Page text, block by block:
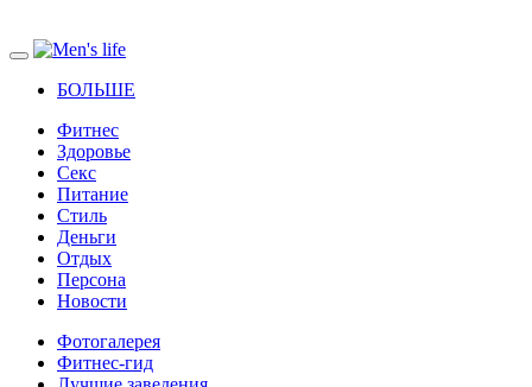
БОЛЬШЕ
Фитнес
Здоровье
Секс
Питание
Стиль
Деньги
Отдых
Персона
Новости
Фотогалерея
Фитнес-гид